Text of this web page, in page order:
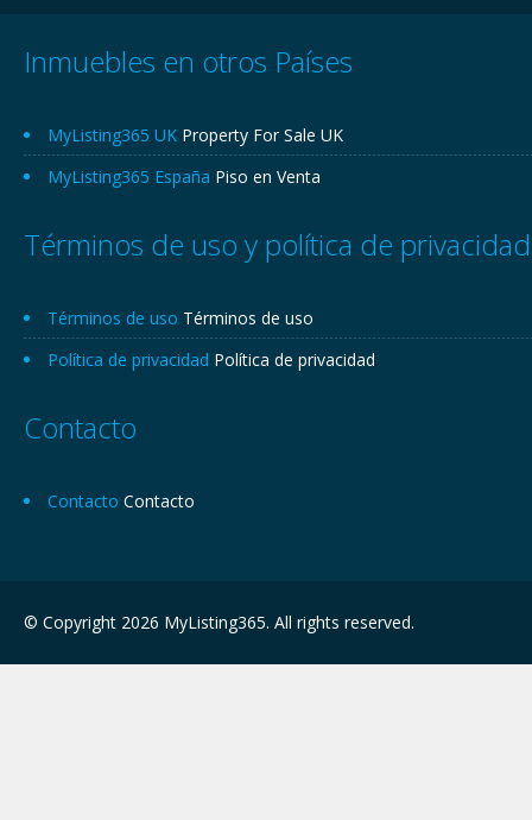
Inmuebles en otros Países
MyListing365 UK Property For Sale UK
MyListing365 España Piso en Venta
Términos de uso y política de privacidad
Términos de uso Términos de uso
Política de privacidad Política de privacidad
Contacto
Contacto Contacto
© Copyright 2026 MyListing365. All rights reserved.